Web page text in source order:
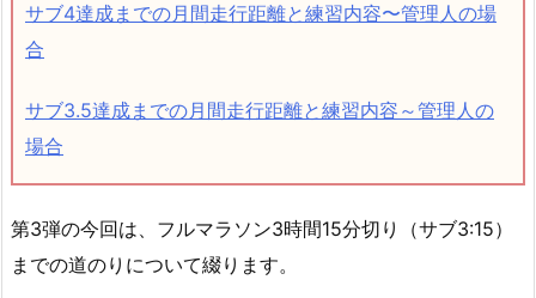
サブ4達成までの月間走行距離と練習内容〜管理人の場
合
サブ3.5達成までの月間走行距離と練習内容～管理人の
場合
第3弾の今回は、フルマラソン3時間15分切り（サブ3:15）
までの道のりについて綴ります。